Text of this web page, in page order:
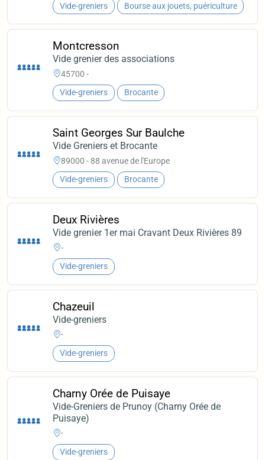
Vide-greniers Bourse aux jouets, puériculture
Montcresson
Vide grenier des associations
45700 -
Vide-greniers Brocante
Saint Georges Sur Baulche
Vide Greniers et Brocante
89000 - 88 avenue de l'Europe
Vide-greniers Brocante
Deux Rivières
Vide grenier 1er mai Cravant Deux Rivières 89
-
Vide-greniers
Chazeuil
Vide-greniers
-
Vide-greniers
Charny Orée de Puisaye
Vide-Greniers de Prunoy (Charny Orée de
Puisaye)
-
Vide-greniers